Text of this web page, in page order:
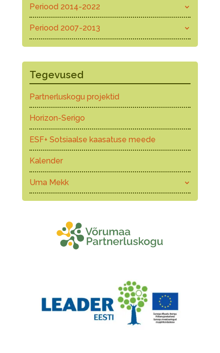
Periood 2014-2022
Periood 2007-2013
Tegevused
Partnerluskogu projektid
Horizon-Serigo
ESF+ Sotsiaalse kaasatuse meede
Kalender
Uma Mekk